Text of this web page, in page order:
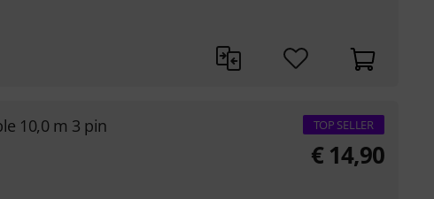
10,0 m 3 pin TOP SELLER
€ 14,90